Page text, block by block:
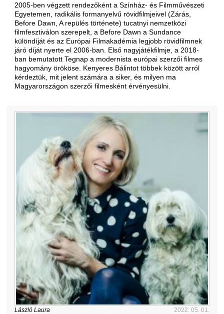
2005-ben végzett rendezőként a Színház- és Filmművészeti
Egyetemen, radikális formanyelvű rövidfilmjeivel (Zárás,
Before Dawn, A repülés története) tucatnyi nemzetközi
filmfesztiválon szerepelt, a Before Dawn a Sundance
különdíját és az Európai Filmakadémia legjobb rövidfilmnek
járó díját nyerte el 2006-ban. Első nagyjátékfilmje, a 2018-
ban bemutatott Tegnap a modernista európai szerzői filmes
hagyomány örököse. Kenyeres Bálintot többek között arról
kérdeztük, mit jelent számára a siker, és milyen ma
Magyarországon szerzői filmesként érvényesülni.
László Laura 2022. 05. 01.